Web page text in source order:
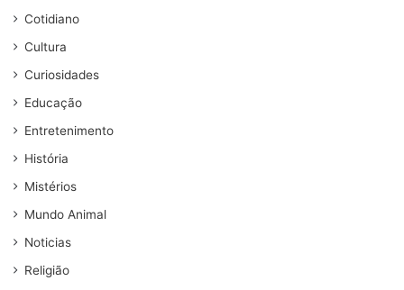
Cotidiano
Cultura
Curiosidades
Educação
Entretenimento
História
Mistérios
Mundo Animal
Noticias
Religião